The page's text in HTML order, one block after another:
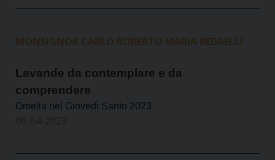
MONSIGNOR CARLO ROBERTO MARIA REDAELLI
Lavande da contemplare e da
comprendere
Omelia nel Giovedì Santo 2023